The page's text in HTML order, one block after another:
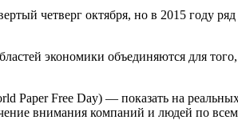
четверг октября, но в 2015 году
экономики объединяются для
Paper Free Day) — показать на
внимания компаний и людей по